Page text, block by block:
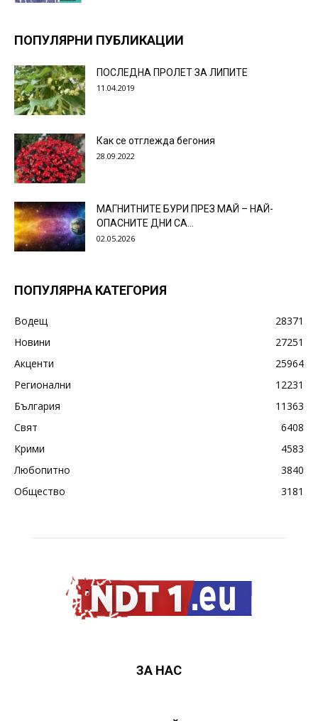
ПОПУЛЯРНИ ПУБЛИКАЦИИ
ПОСЛЕДНА ПРОЛЕТ ЗА ЛИПИТЕ
11.04.2019
Как се отглежда бегония
28.09.2022
МАГНИТНИТЕ БУРИ ПРЕЗ МАЙ – НАЙ-
ОПАСНИТЕ ДНИ СА…
02.05.2026
ПОПУЛЯРНА КАТЕГОРИЯ
Водещ
28371
Новини
27251
Акценти
25964
Регионални
12231
България
11363
Свят
6408
Крими
4583
Любопитно
3840
Общество
3181
ЗА НАС